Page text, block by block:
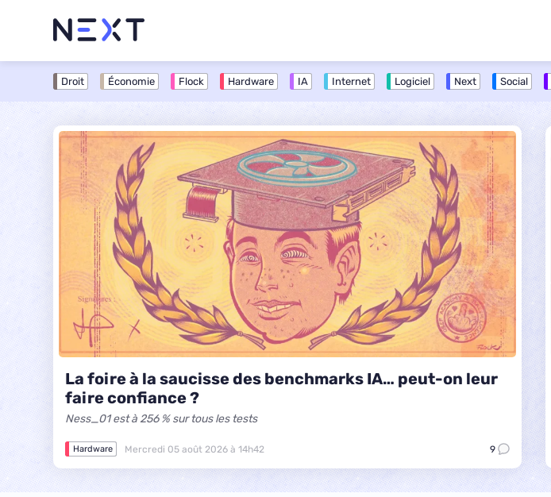
Droit Économie Flock Hardware IA Internet Logiciel Next Social
La foire à la saucisse des benchmarks IA… peut-on leur
faire confiance ?
Ness_01 est à 256 % sur tous les tests
Hardware Mercredi 05 août 2026 à 14h42 9